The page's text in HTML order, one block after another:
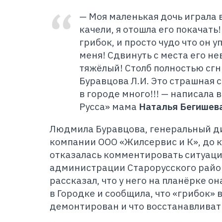
— Моя маленькая дочь играла
качели, я отошла его
грибок, и просто чудо что он
меня! Сдвинуть с места его
тяжёлый! Столб полностью
Буравцова Л.И. Это страшная
в городе много!!! — написала
Русса» мама Наталья
Людмила Буравцова, генеральный
компании ООО «Жилсервис и К», до
отказалась комментировать
администрации Старорусского
рассказал, что у него на планёрке
в Городке и сообщила, что «грибок»
демонтирован и что